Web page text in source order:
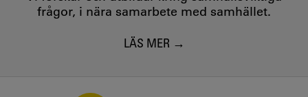
frågor, i nära samarbete med samhället.
LÄS MER